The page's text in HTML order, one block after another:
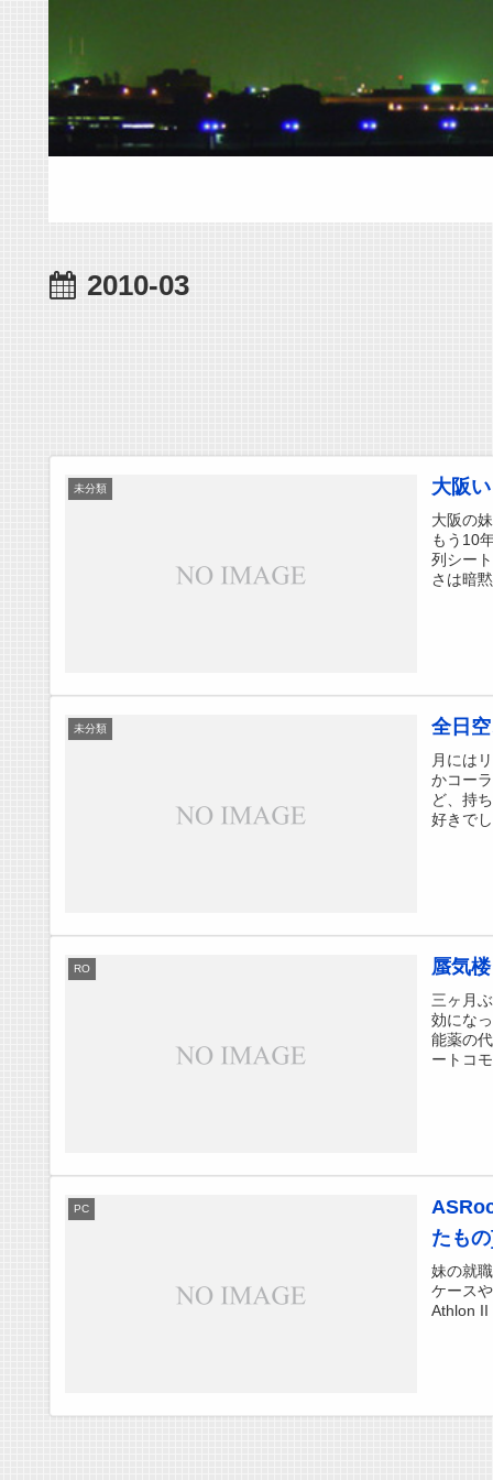
2010-03
未分類 大阪
大阪の
もう10
列シー
さは暗
未分類 全日
月には
かコー
ど、持
好きで
RO 蜃気
三ヶ月
効にな
能薬の
ートコ
PC
たも
妹の就
ケース
Athlon II